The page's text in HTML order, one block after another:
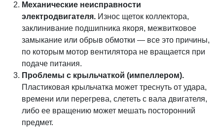
Механические неисправности
электродвигателя. Износ щеток коллектора,
заклинивание подшипника якоря, межвитковое
замыкание или обрыв обмотки — все это причины,
по которым мотор вентилятора не вращается при
подаче питания.
Проблемы с крыльчаткой (импеллером).
Пластиковая крыльчатка может треснуть от удара,
времени или перегрева, слететь с вала двигателя,
либо ее вращению может мешать посторонний
предмет.